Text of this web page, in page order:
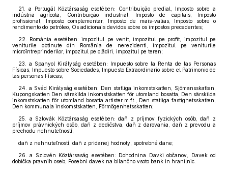
21. a Portugál Köztársaság esetében: Contribuição predial, Imposto sobre a
indústria agrícola, Contribuição industrial, Imposto de capitais, Imposto
profissional, Imposto complementar, Imposto de mais-valias, Imposto sobre o
rendimento do petróleo, Os adicionais devidos sobre os impostos precedentes;
22. Románia esetében: impozitul pe venit, impozitul pe profit, impozitul pe
veniturile obtinute din România de nerezidenti, impozitul pe veniturile
microîntreprinderilor, impozitul pe clădiri, impozitul pe teren;
23. a Spanyol Királyság esetében: Impuesto sobre la Renta de las Personas
Físicas, Impuesto sobre Sociedades, Impuesto Extraordinario sobre el Patrimonio de
las personas Físicas;
24. a Svéd Királyság esetében: Den statliga inkomstskatten, Sjömansskatten,
Kupongskatten Den särskilda inkomstskatten för utomland bosatta, Den särskilda
inkomstskatten för utomland bosatta artister m.ft., Den statliga fastighetsskatten,
Den kommunala inskomstskatten, Förmögenhetsskatten;
25. a Szlovák Köztársaság esetében: daň z príjmov fyzických osôb, daň z
príjmov právnických osôb, daň z dedičstva, daň z darovania, daň z prevodu a
prechodu nehnuteľností,
daň z nehnuteľností, daň z pridanej hodnoty, spotrebné dane;
26. a Szlovén Köztársaság esetében: Dohodnina Davki občanov, Davek od
dobička pravnih oseb, Posebni davek na bilančno vsoto bank in hranilnic.